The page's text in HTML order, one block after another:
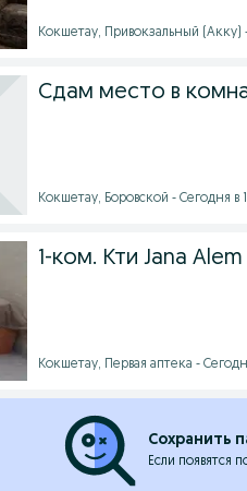
Кокшетау, Привокзальный (Акку)
Сдам место в
Кокшетау, Боровской - Сегодня в
1-ком. Кти Jana
Кокшетау, Первая аптека - Сегодня
Сохранить
Если появятся